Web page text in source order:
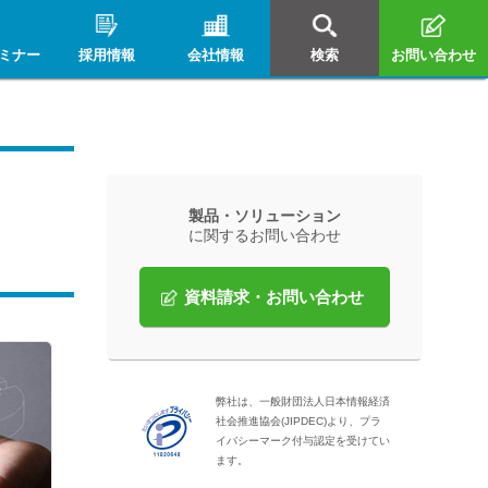
ナー 採用情報 会社情報 検索 お問い合わせ
製品・ソリューション
に関するお問い合わせ
資料請求・お問い合わせ
弊社は、一般財団法人日本情報経済
社会推進協会(JIPDEC)より、プラ
イバシーマーク付与認定を受けてい
ます。